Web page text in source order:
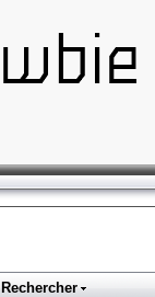
Rechercher